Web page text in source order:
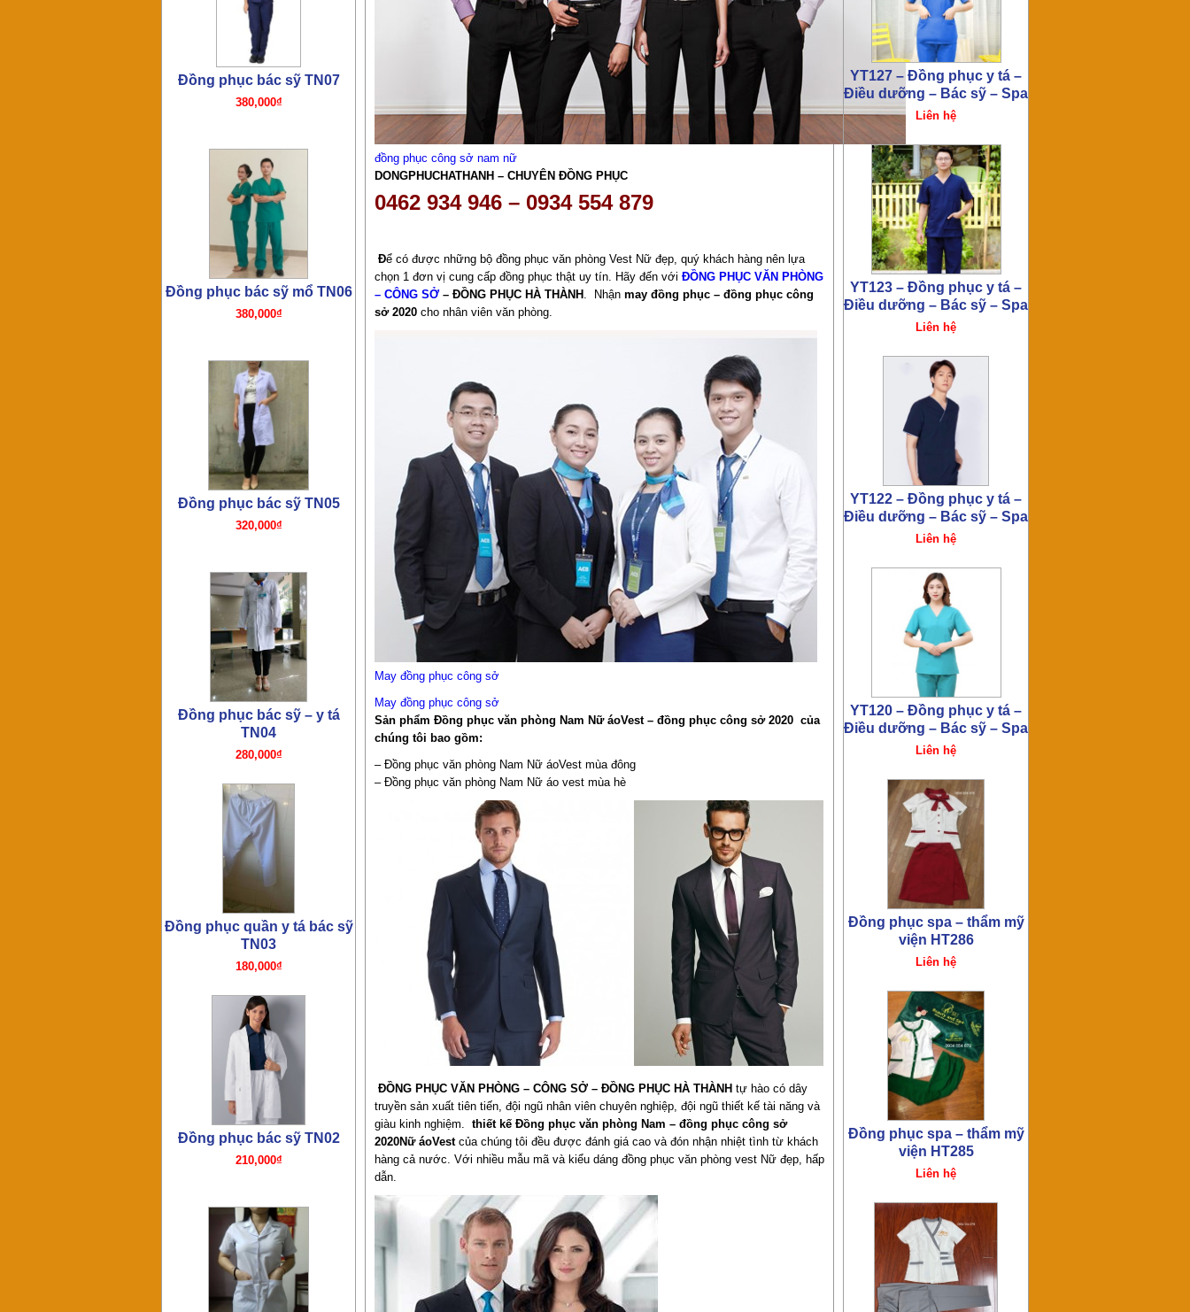
đồng phục công sở nam nữ
DONGPHUCHATHANH – CHUYÊN ĐỒNG PHỤC
0462 934 946 – 0934 554 879
Để có được những bộ đồng phục văn phòng Vest Nữ đẹp, quý khách hàng nên lựa
chọn 1 đơn vị cung cấp đồng phục thật uy tín. Hãy đến với ĐỒNG PHỤC VĂN PHÒNG
– CÔNG SỞ – ĐỒNG PHỤC HÀ THÀNH . Nhận may đồng phục – đồng phục công
sở 2020 cho nhân viên văn phòng.
May đồng phục công sở
May đồng phục công sở
Sản phẩm Đồng phục văn phòng Nam Nữ áoVest – đồng phục công sở 2020 của
chúng tôi bao gồm:
– Đồng phục văn phòng Nam Nữ áoVest mùa đông
– Đồng phục văn phòng Nam Nữ áo vest mùa hè
ĐỒNG PHỤC VĂN PHÒNG – CÔNG SỞ – ĐỒNG PHỤC HÀ THÀNH tự hào có dây
truyền sản xuất tiên tiến, đội ngũ nhân viên chuyên nghiệp, đội ngũ thiết kế tài năng và
giàu kinh nghiệm. thiết kế Đồng phục văn phòng Nam – đồng phục công sở
2020Nữ áoVestcủa chúng tôi đều được đánh giá cao và đón nhận nhiệt tình từ khách
hàng cả nước. Với nhiều mẫu mã và kiểu dáng đồng phục văn phòng vest Nữ đẹp, hấp
dẫn.
Đồng phục bác sỹ TN05
320,000₫
Đồng phục bác sỹ – y tá
TN04
280,000₫
Đồng phục quần y tá bác sỹ
TN03
180,000₫
Đồng phục bác sỹ TN02
210,000₫
Đồng phục y tá TN01
180,000₫
Đồng phục bếp- Tạp dề bếp
75,000₫
YT122 – Đồng phục y tá –
Điều dưỡng – Bác sỹ – Spa
Liên hệ
YT120 – Đồng phục y tá –
Điều dưỡng – Bác sỹ – Spa
Liên hệ
Đồng phục spa – thẩm mỹ
viện HT286
Liên hệ
Đồng phục spa – thẩm mỹ
viện HT285
Liên hệ
Đồng phục spa – thẩm mỹ
viện HT275
Liên hệ
Đồng phục spa – thẩm mỹ
viện HT273
Liên hệ